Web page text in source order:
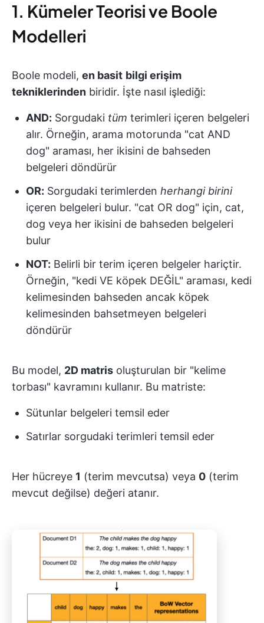
1. Kümeler Teorisi ve Boole
Modelleri
Boole modeli, en basit bilgi erişim
tekniklerinden biridir. İşte nasıl işlediği:
AND: Sorgudaki tüm terimleri içeren belgeleri
alır. Örneğin, arama motorunda "cat AND
dog" araması, her ikisini de bahseden
belgeleri döndürür
OR: Sorgudaki terimlerden herhangi birini
içeren belgeleri bulur. "cat OR dog" için, cat,
dog veya her ikisini de bahseden belgeleri
bulur
NOT: Belirli bir terim içeren belgeler hariçtir.
Örneğin, "kedi VE köpek DEĞİL" araması, kedi
kelimesinden bahseden ancak köpek
kelimesinden bahsetmeyen belgeleri
döndürür
Bu model, 2D matris oluşturulan bir "kelime
torbası" kavramını kullanır. Bu matriste:
Sütunlar belgeleri temsil eder
Satırlar sorgudaki terimleri temsil eder
Her hücreye 1 (terim mevcutsa) veya 0 (terim
mevcut değilse) değeri atanır.